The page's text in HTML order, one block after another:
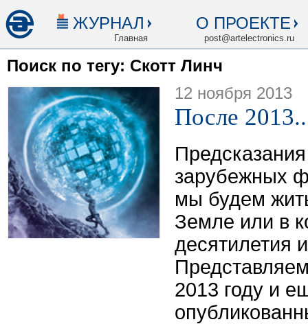
ЖУРНАЛ
Главная
О ПРОЕКТЕ
post@artelectronics.ru
Поиск по тегу: Скотт Линч
12 ноября 2013
После
зарубежных
мы будем
Земле или в
десятилетия
2013 году и